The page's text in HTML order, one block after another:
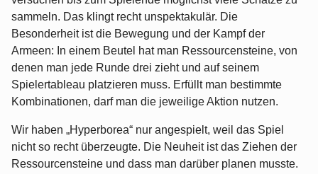
sammeln. Das klingt recht unspektakulär. Die
Besonderheit ist die Bewegung und der Kampf der
Armeen: In einem Beutel hat man Ressourcensteine, von
denen man jede Runde drei zieht und auf seinem
Spielertableau platzieren muss. Erfüllt man bestimmte
Kombinationen, darf man die jeweilige Aktion nutzen.
Wir haben „Hyperborea“ nur angespielt, weil das Spiel
nicht so recht überzeugte. Die Neuheit ist das Ziehen der
Ressourcensteine und dass man darüber planen musste.